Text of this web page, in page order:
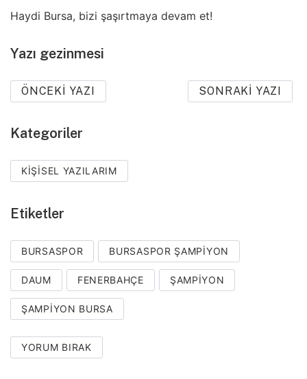
Haydi Bursa, bizi şaşırtmaya devam et!
Yazı gezinmesi
ÖNCEKI YAZI SONRAKI YAZI
Kategoriler
KIŞISEL YAZILARIM
Etiketler
BURSASPOR BURSASPOR ŞAMPIYON
DAUM FENERBAHÇE ŞAMPIYON
ŞAMPIYON BURSA
YORUM BIRAK